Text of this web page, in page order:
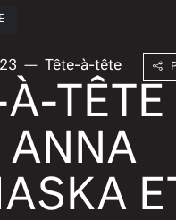
— Tête-à-tête
À-TÊTE
ANNA